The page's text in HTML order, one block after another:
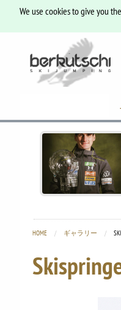
We use cookies to give you
HOME ギャラリー